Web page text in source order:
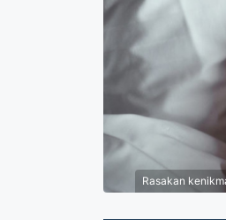
Rasakan